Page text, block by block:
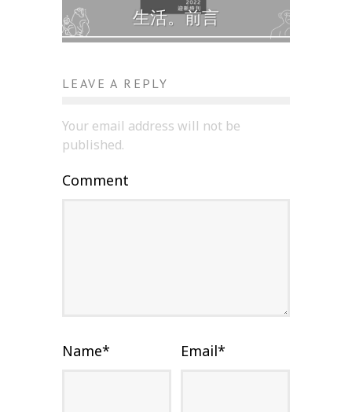
生活。前言
LEAVE A REPLY
Your email address will not be
published.
Comment
Name* Email*